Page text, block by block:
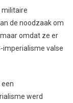
militaire
de noodzaak om
omdat ze er
imperialisme valse
een
werd